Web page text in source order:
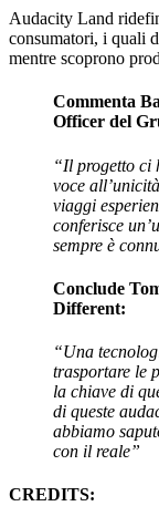
Audacity Land
consumatori, i quali
mentre scoprono
Commenta
Officer del
“Il progetto ci
voce
viaggi
conferisce
sempre è
Conclude
Different:
“Una
trasportare le
la chiave di
di queste
abbiamo
con il reale”
CREDITS: